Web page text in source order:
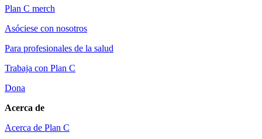
Plan C merch
Asóciese con nosotros
Para profesionales de la salud
Trabaja con Plan C
Dona
Acerca de
Acerca de Plan C